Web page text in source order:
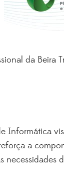
da Beira
Informática
a